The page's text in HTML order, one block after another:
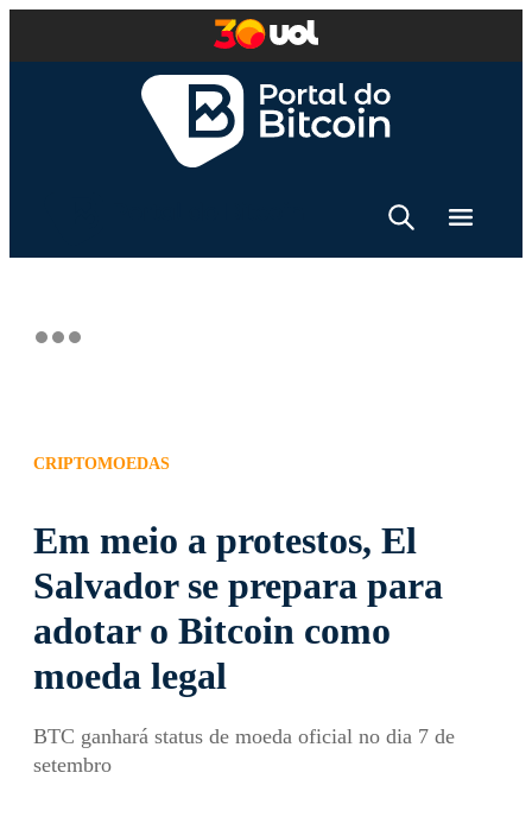
CRIPTOMOEDAS
Em meio a protestos, El
Salvador se prepara para
adotar o Bitcoin como
moeda legal
BTC ganhará status de moeda oficial no dia 7 de
setembro